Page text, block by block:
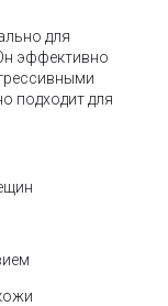
для
эффективно
подходит для